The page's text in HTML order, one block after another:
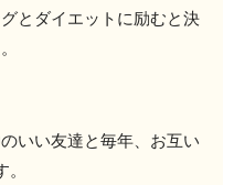
とダイエットに励むと決
いい友達と毎年、お互い